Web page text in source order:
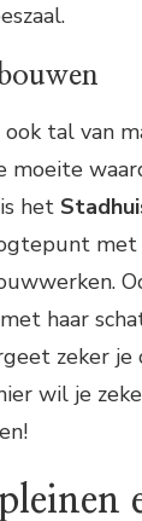
tal van
moeite
het
met
haar
zeker je
wil je